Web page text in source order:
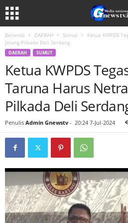
Beranda DAERAH Sumut
Ketua KWPDS
Jelang Pilkada Deli Serdang
DAERAH SUMUT
Ketua KWPDS
Taruna Harus
Pilkada Deli
Penulis Admin Gnewstv - 20:24 7-Jul-2024